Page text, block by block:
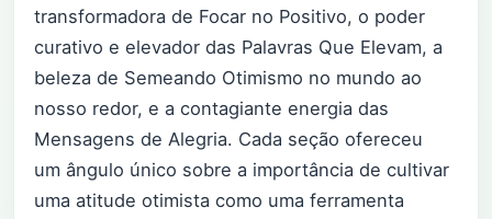
transformadora de Focar no Positivo, o poder
curativo e elevador das Palavras Que Elevam, a
beleza de Semeando Otimismo no mundo ao
nosso redor, e a contagiante energia das
Mensagens de Alegria. Cada seção ofereceu
um ângulo único sobre a importância de cultivar
uma atitude otimista como uma ferramenta